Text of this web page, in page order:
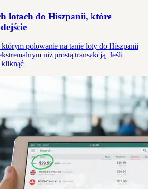
lotach do Hiszpanii, które
polowanie na tanie loty do Hiszpanii
niż prostą transakcją. Jeśli
kliknąć